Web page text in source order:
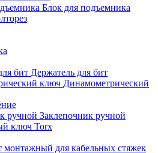
Блок для подъемника
Держатель для бит
Динамометрический
Заклепочник ручной
ключ Torx